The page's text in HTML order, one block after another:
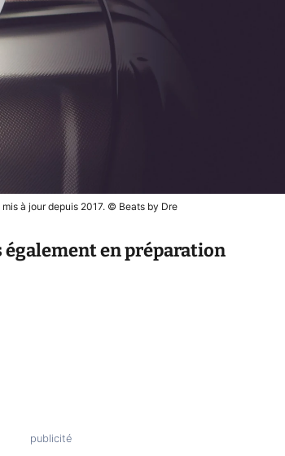
à jour depuis 2017. © Beats by Dre
en préparation